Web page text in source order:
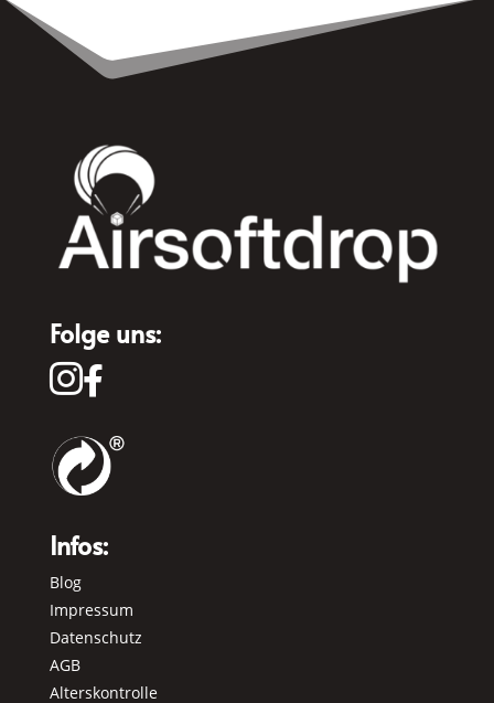
Folge uns:

Infos:
Blog
Impressum
Datenschutz
AGB
Alterskontrolle